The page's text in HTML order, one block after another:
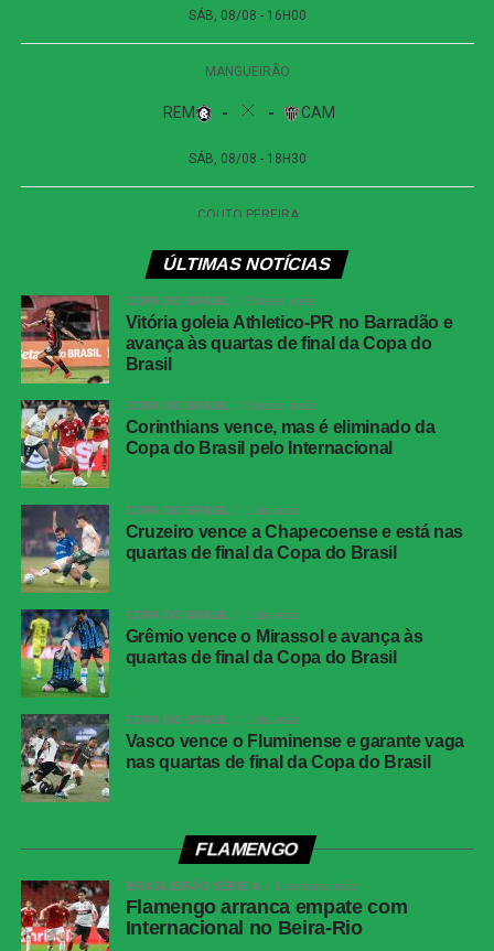
de ida das oitavas de final)
Data e horário:02.08 (domingo), às 19h30 (de
Local:Beira-Rio, em Porto Alegre (RS)
Athletico-PR x Vitória| Copa do Brasil (jogo de
ida das oitavas de final)
Data e horário:03.08 (segunda-feira), às 21h (de
Brasília)
Local:
FICHA
TÉCNICA
Partida
Competição
Campeonato Brasileiro – 21ª rodada
Local
Neo Química Arena, São Paulo (SP)
Data
Horário
19h30 (de Brasília)
Público
38.963 torcedores
Renda
Cartões
amarelos
Benavídez, Jadson, Portilla e Santos
(Athletico-PR); Fernando Diniz, André
Cartões
Nenhum
Árbitro
Paulo Cesar Zanovelli da Silva (MG)
Assistentes
Nailton Junior de Sousa Oliveira (CE) e
ÚLTIMAS NOTÍCIAS
COPA DO BRASIL 8 horas atrás
Vitória goleia Athletico-PR no Barradão e
avança às quartas de final da Copa do
Brasil
COPA DO BRASIL 8 horas atrás
Corinthians vence, mas é eliminado da
Copa do Brasil pelo Internacional
COPA DO BRASIL 1 dia atrás
Cruzeiro vence a Chapecoense e está nas
quartas de final da Copa do Brasil
COPA DO BRASIL 1 dia atrás
Grêmio vence o Mirassol e avança às
quartas de final da Copa do Brasil
COPA DO BRASIL 1 dia atrás
Vasco vence o Fluminense e garante vaga
nas quartas de final da Copa do Brasil
FLAMENGO
BRASILEIRÃO SÉRIE A 1 semana atrás
Flamengo arranca empate com
Internacional no Beira-Rio